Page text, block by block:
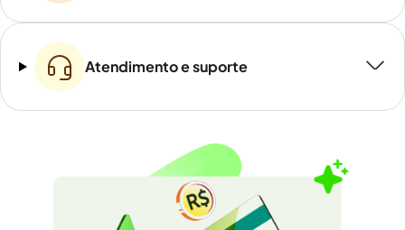
Atendimento e suporte